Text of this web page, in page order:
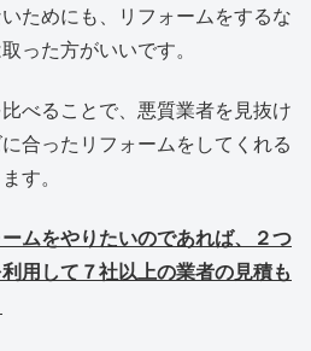
ためにも、リフォームをするな
った方がいいです。
べることで、悪質業者を見抜け
合ったリフォームをしてくれる
す。
ムをやりたいのであれば、２つ
用して７社以上の業者の見積も